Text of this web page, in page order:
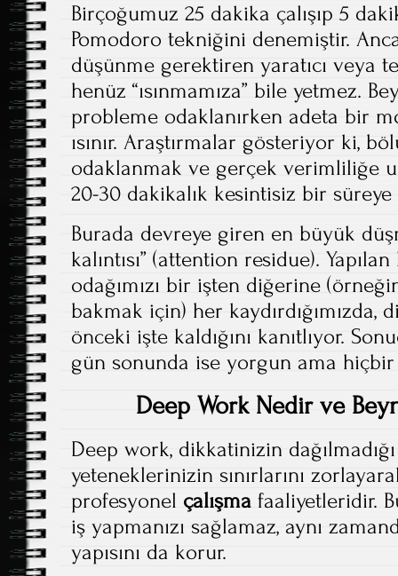
Birçoğumuz 25 dakika çalışıp 5
Pomodoro tekniğini denemiştir.
düşünme gerektiren yaratıcı veya
henüz “ısınmamıza” bile yetmez.
probleme odaklanırken adeta bir
ısınır. Araştırmalar gösteriyor ki,
odaklanmak ve gerçek verimliliğe
20-30 dakikalık kesintisiz bir süreye
Burada devreye giren en büyük
kalıntısı” (attention residue).
odağımızı bir işten diğerine
bakmak için) her kaydırdığımızda,
önceki işte kaldığını kanıtlıyor.
gün sonunda ise yorgun ama
Deep Work Nedir ve
Deep work, dikkatinizin
yeteneklerinizin sınırlarını
profesyonel çalışma faaliyetleridir.
iş yapmanızı sağlamaz, aynı
yapısını da korur.